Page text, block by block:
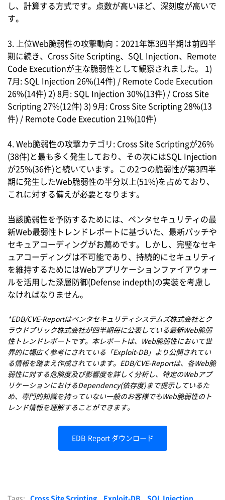
し、計算する方式です。点数が高いほど、深刻度が高いで
す。
3. 上位Web脆弱性の攻撃動向：2021年第3四半期は前四半
期に続き、Cross Site Scripting、SQL Injection、Remote
Code Executionが主な脆弱性として観察されました。 1)
7月: SQL Injection 26%(14件) / Remote Code Execution
26%(14件) 2) 8月: SQL Injection 30%(13件) / Cross Site
Scripting 27%(12件) 3) 9月: Cross Site Scripting 28%(13
件) / Remote Code Execution 21%(10件)
4. Web脆弱性の攻撃カテゴリ: Cross Site Scriptingが26%
(38件)と最も多く発生しており、その次にはSQL Injection
が25%(36件)と続いています。この2つの脆弱性が第3四半
期に発生したWeb脆弱性の半分以上(51%)を占めており、
これに対する備えが必要となります。
当該脆弱性を予防するためには、ペンタセキュリティの最
新Web最弱性トレンドレポートに基づいた、最新パッチや
セキュアコーディングがお薦めです。しかし、完璧なセキ
ュアコーディングは不可能であり、持続的にセキュリティ
を維持するためにはWebアプリケーションファイアウォー
ルを活用した深層防御(Defense indepth)の実装を考慮し
なければなりません。
*EDB/CVE-Reportはペンタセキュリティシステムズ株式会社とク
ラウドブリック株式会社が四半期毎に公表している最新Web脆弱
性トレンドレポートです。本レポートは、Web脆弱性において世
界的に幅広く参考にされている「Exploit-DB」より公開されてい
る情報を踏まえ作成されています。EDB/CVE-Reportは、各Web脆
弱性に対する危険度及び影響度を詳しく分析し、特定のWebアプ
リケーションにおけるDependency(依存度)まで提示しているた
め、専門的知識を持っていない一般のお客様でもWeb脆弱性のト
レンド情報を理解することができます。
EDB-Report ダウンロード
Tags: Cross Site Scripting Exploit-DB SQL Injection